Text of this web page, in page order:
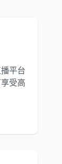
平台
受高